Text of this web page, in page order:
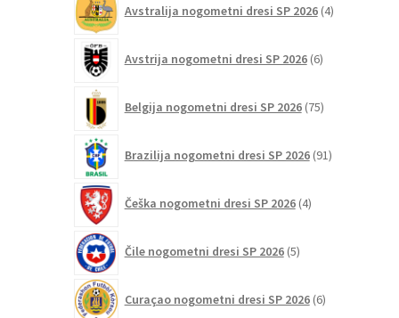
Avstralija nogometni dresi SP 2026 4izdelki
Avstrija nogometni dresi SP 2026 6izdelkov
Belgija nogometni dresi SP 2026 75izdelkov
Brazilija nogometni dresi SP 2026 91izdelkov
Češka nogometni dresi SP 2026 4izdelki
Čile nogometni dresi SP 2026 5izdelkov
Curaçao nogometni dresi SP 2026 6izdelkov